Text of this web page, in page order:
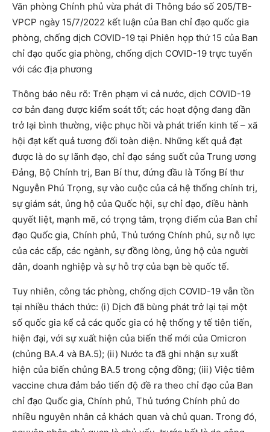
Văn phòng Chính phủ vừa phát đi Thông báo số 205/TB-
VPCP ngày 15/7/2022 kết luận của Ban chỉ đạo quốc gia
phòng, chống dịch COVID-19 tại Phiên họp thứ 15 của Ban
chỉ đạo quốc gia phòng, chống dịch COVID-19 trực tuyến
với các địa phương
Thông báo nêu rõ: Trên phạm vi cả nước, dịch COVID-19
cơ bản đang được kiểm soát tốt; các hoạt động đang dần
trở lại bình thường, việc phục hồi và phát triển kinh tế – xã
hội đạt kết quả tương đối toàn diện. Những kết quả đạt
được là do sự lãnh đạo, chỉ đạo sáng suốt của Trung ương
Đảng, Bộ Chính trị, Ban Bí thư, đứng đầu là Tổng Bí thư
Nguyễn Phú Trọng, sự vào cuộc của cả hệ thống chính trị,
sự giám sát, ủng hộ của Quốc hội, sự chỉ đạo, điều hành
quyết liệt, mạnh mẽ, có trọng tâm, trọng điểm của Ban chỉ
đạo Quốc gia, Chính phủ, Thủ tướng Chính phủ, sự nỗ lực
của các cấp, các ngành, sự đồng lòng, ủng hộ của người
dân, doanh nghiệp và sự hỗ trợ của bạn bè quốc tế.
Tuy nhiên, công tác phòng, chống dịch COVID-19 vẫn tồn
tại nhiều thách thức: (i) Dịch đã bùng phát trở lại tại một
số quốc gia kể cả các quốc gia có hệ thống y tế tiên tiến,
hiện đại, với sự xuất hiện của biến thể mới của Omicron
(chủng BA.4 và BA.5); (ii) Nước ta đã ghi nhận sự xuất
hiện của biến chủng BA.5 trong cộng đồng; (iii) Việc tiêm
vaccine chưa đảm bảo tiến độ đề ra theo chỉ đạo của Ban
chỉ đạo Quốc gia, Chính phủ, Thủ tướng Chính phủ do
nhiều nguyên nhân cả khách quan và chủ quan. Trong đó,